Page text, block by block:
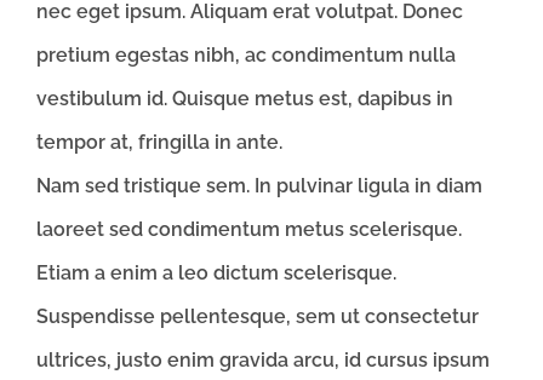
nec eget ipsum. Aliquam erat volutpat. Donec
pretium egestas nibh, ac condimentum nulla
vestibulum id. Quisque metus est, dapibus in
tempor at, fringilla in ante.
Nam sed tristique sem. In pulvinar ligula in diam
laoreet sed condimentum metus scelerisque.
Etiam a enim a leo dictum scelerisque.
Suspendisse pellentesque, sem ut consectetur
ultrices, justo enim gravida arcu, id cursus ipsum